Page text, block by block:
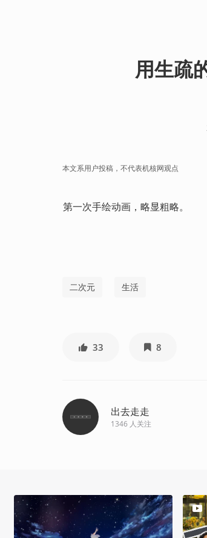
用生疏
本文系用户投稿，不代表机核网观点
第一次手绘动画，略显粗略。
二次元 生活
33 8
出去走走
1346 人关注